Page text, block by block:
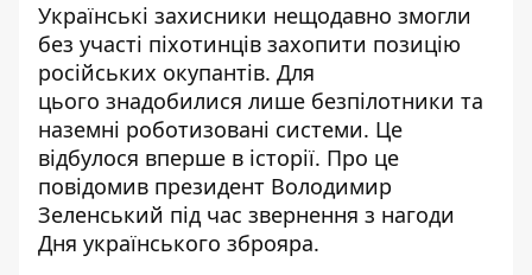
Українські захисники нещодавно змогли
без участі піхотинців захопити позицію
російських окупантів. Для
цього знадобилися лише безпілотники та
наземні роботизовані системи. Це
відбулося вперше в історії. Про це
повідомив президент Володимир
Зеленський під час звернення з нагоди
Дня українського зброяра.